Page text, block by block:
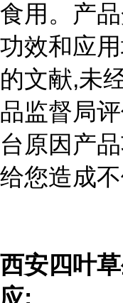
食用。产
功效和应
的文献,未
品监督局
台原因产
给您造成
西安四叶
应: